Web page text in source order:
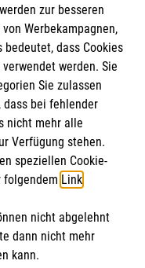
e.V.
zur besseren
Werbekampagnen,
bedeutet, dass Cookies
werden. Sie
Sie zulassen
dass bei fehlender
nicht mehr alle
Verfügung stehen.
speziellen Cookie-
folgendem Link.
nicht abgelehnt
dann nicht mehr
kann.